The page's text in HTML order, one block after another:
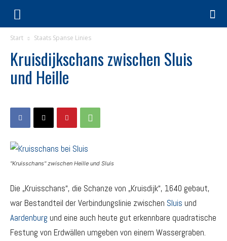
Start Staats Spanse Linies
Kruisdijkschans zwischen Sluis
und Heille
"Kruisschans" zwischen Heille und Sluis
Die „Kruisschans“, die Schanze von „Kruisdijk“, 1640 gebaut,
war Bestandteil der Verbindungslinie zwischen Sluis und
Aardenburg und eine auch heute gut erkennbare quadratische
Festung von Erdwällen umgeben von einem Wassergraben.